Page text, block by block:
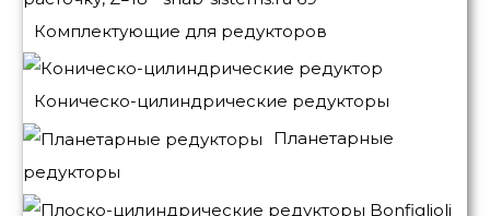
Комплектующие для редукторов
Коническо-цилиндрические редукторы
Планетарные
редукторы